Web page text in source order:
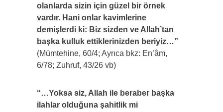
olanlarda sizin için güzel bir örnek
vardır. Hani onlar kavimlerine
demişlerdi ki: Biz sizden ve Allah’tan
başka kulluk ettiklerinizden beriyiz…”
(Mümtehine, 60/4; Ayrıca bkz: En’âm,
6/78; Zuhruf, 43/26 vb)
“…Yoksa siz, Allah ile beraber başka
ilahlar olduğuna şahitlik mi